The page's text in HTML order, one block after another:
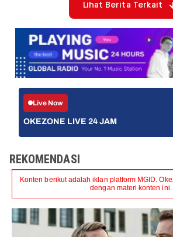
Lihat Berita Terkait
Live Now
OKEZONE LIVE 24 JAM